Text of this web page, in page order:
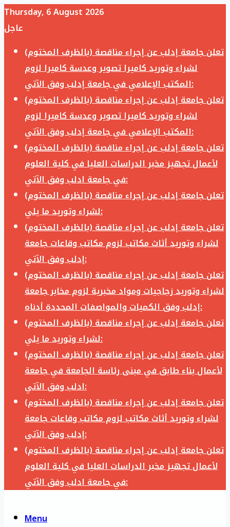
Thursday, 6 August 2026
عاجل
تعلن جامعة إدلب عن إجراء مناقصة (بالظرف المختوم)
لشراء وتوريد كاميرا تصوير وعدسة كاميرا لزوم
المكتب الإعلامي في جامعة إدلب وفق الآتي:
تعلن جامعة إدلب عن إجراء مناقصة (بالظرف المختوم)
لشراء وتوريد كاميرا تصوير وعدسة كاميرا لزوم
المكتب الإعلامي في جامعة إدلب وفق الآتي:
تعلن جامعة إدلب عن إجراء مناقصة (بالظرف المختوم)
لأعمال تجهيز مخبر الدراسات العليا في كلية العلوم
في جامعة ادلب وفق الآتي:
تعلن جامعة إدلب عن إجراء مناقصة (بالظرف المختوم)
لشراء وتوريد ما يلي:
تعلن جامعة إدلب عن إجراء مناقصة (بالظرف المختوم)
لشراء وتوريد أثاث مكاتب لزوم مكاتب وقاعات جامعة
إدلب وفق الآتي:
تعلن جامعة إدلب عن إجراء مناقصة (بالظرف المختوم)
لشراء وتوريد زجاجيات ومواد مخبرية لزوم مخابر جامعة
إدلب وفق الكميات والمواصفات المحددة أدناه:
تعلن جامعة إدلب عن إجراء مناقصة (بالظرف المختوم)
لشراء وتوريد ما يلي:
تعلن جامعة إدلب عن إجراء مناقصة (بالظرف المختوم)
لأعمال بناء طابق في مبنى رئاسة الجامعة في جامعة
ادلب وفق الآتي:
تعلن جامعة إدلب عن إجراء مناقصة (بالظرف المختوم)
لشراء وتوريد أثاث مكاتب لزوم مكاتب وقاعات جامعة
إدلب وفق الآتي:
تعلن جامعة إدلب عن إجراء مناقصة (بالظرف المختوم)
لأعمال تجهيز مخبر الدراسات العليا في كلية العلوم
في جامعة ادلب وفق الآتي:
Menu